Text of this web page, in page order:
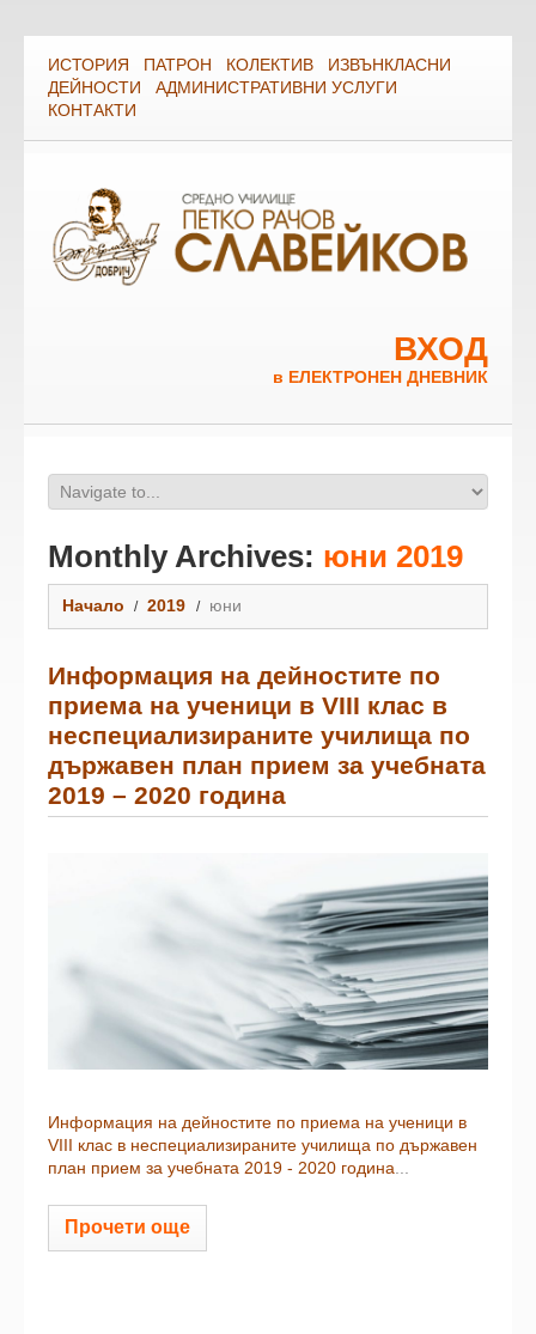
ИСТОРИЯ ПАТРОН КОЛЕКТИВ
ИЗВЪНКЛАСНИ
ДЕЙНОСТИ
АДМИНИСТРАТИВНИ УСЛУГИ
КОНТАКТИ
ВХОД
в ЕЛЕКТРОНЕН ДНЕВНИК
Monthly Archives: юни 2019
Начало 2019 юни
Информация на дейностите по
приема на ученици в VІІІ клас в
неспециализираните училища по
държавен план прием за учебната
2019 – 2020 година
Информация на дейностите по приема на ученици в
VІІІ клас в неспециализираните училища по държавен
план прием за учебната 2019 - 2020 година...
Прочети още